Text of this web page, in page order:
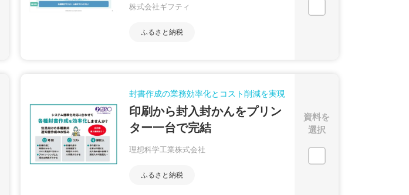
株式会社ギフティ
ふるさと納税
封書作成の業務効率化とコスト削減を実現
印刷から封入封かんをプリン
ター一台で完結
理想科学工業株式会社
ふるさと納税
資料を
選択